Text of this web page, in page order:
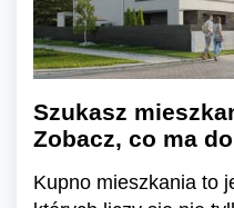
Szukasz
Zobacz, co ma
Kupno mieszkania to